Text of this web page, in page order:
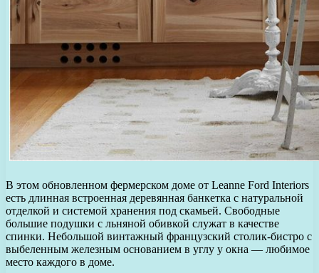
В этом обновленном фермерском доме от Leanne Ford Interiors
есть длинная встроенная деревянная банкетка с натуральной
отделкой и системой хранения под скамьей. Свободные
большие подушки с льняной обивкой служат в качестве
спинки. Небольшой винтажный французский столик-бистро с
выбеленным железным основанием в углу у окна — любимое
место каждого в доме.